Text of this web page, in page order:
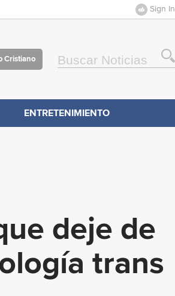
Sign In
Cristiano
ENTRETENIMIENTO
deje de
trans